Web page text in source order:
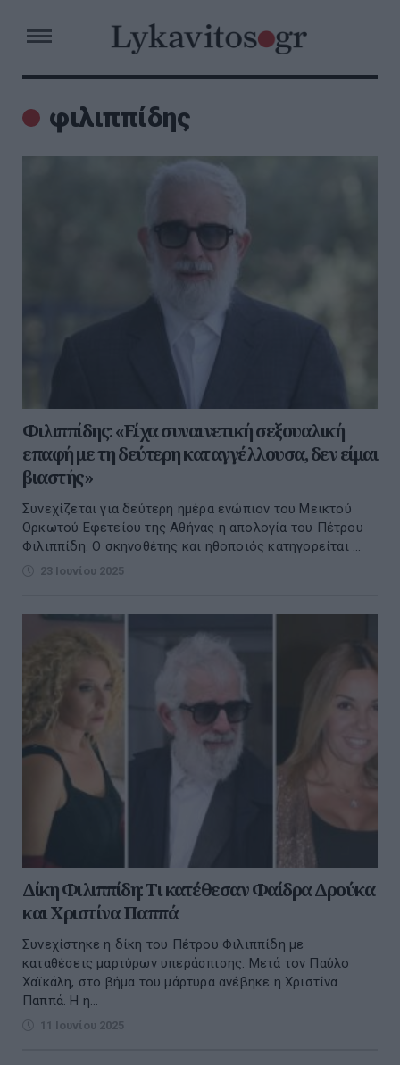
φιλιππίδης
Φιλιππίδης: «Είχα συναινετική σεξουαλική
επαφή με τη δεύτερη καταγγέλλουσα, δεν είμαι
βιαστής»
Συνεχίζεται για δεύτερη ημέρα ενώπιον του Μεικτού
Ορκωτού Εφετείου της Αθήνας η απολογία του Πέτρου
Φιλιππίδη. Ο σκηνοθέτης και ηθοποιός κατηγορείται ...
23 Ιουνίου 2025
Δίκη Φιλιππίδη: Τι κατέθεσαν Φαίδρα Δρούκα
και Χριστίνα Παππά
Συνεχίστηκε η δίκη του Πέτρου Φιλιππίδη με
καταθέσεις μαρτύρων υπεράσπισης. Μετά τον Παύλο
Χαϊκάλη, στο βήμα του μάρτυρα ανέβηκε η Χριστίνα
Παππά. Η η...
11 Ιουνίου 2025